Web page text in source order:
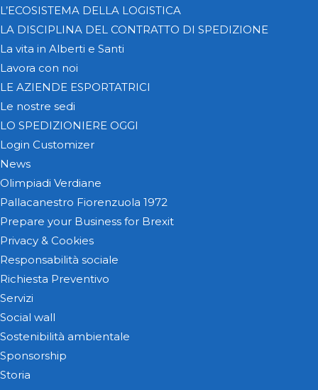
L’ECOSISTEMA DELLA LOGISTICA
LA DISCIPLINA DEL CONTRATTO DI SPEDIZIONE
La vita in Alberti e Santi
Lavora con noi
LE AZIENDE ESPORTATRICI
Le nostre sedi
LO SPEDIZIONIERE OGGI
Login Customizer
News
Olimpiadi Verdiane
Pallacanestro Fiorenzuola 1972
Prepare your Business for Brexit
Privacy & Cookies
Responsabilità sociale
Richiesta Preventivo
Servizi
Social wall
Sostenibilità ambientale
Sponsorship
Storia